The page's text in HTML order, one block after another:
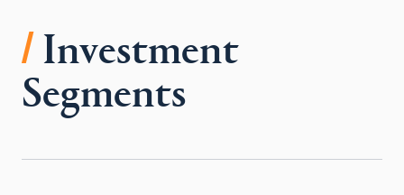
/ Investment
Segments